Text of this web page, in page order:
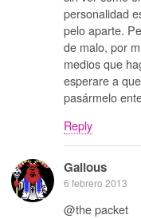
personalidad
pelo aparte.
de malo, por
medios que
esperare a
pasármelo
Reply
Galious
6 febrero 2013
@the packet